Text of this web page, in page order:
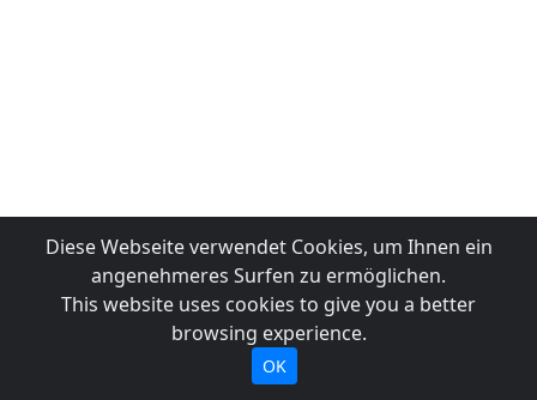
Diese Webseite verwendet Cookies, um Ihnen ein
angenehmeres Surfen zu ermöglichen.
This website uses cookies to give you a better
browsing experience.
OK